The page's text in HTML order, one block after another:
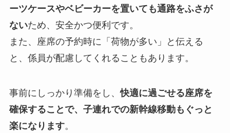
ーツケースやベビーカーを置いても通路をふさが
ないため、安全かつ便利です。
また、座席の予約時に「荷物が多い」と伝える
と、係員が配慮してくれることもあります。
事前にしっかり準備をし、快適に過ごせる座席を
確保することで、子連れでの新幹線移動もぐっと
楽になります。